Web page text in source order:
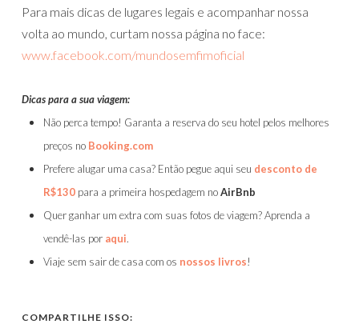
Para mais dicas de lugares legais e acompanhar nossa
volta ao mundo, curtam nossa página no face:
www.facebook.com/mundosemfimoficial
Dicas para a sua viagem:
Não perca tempo! Garanta a reserva do seu hotel pelos melhores
preços no Booking.com
Prefere alugar uma casa? Então pegue aqui seu desconto de
R$130 para a primeira hospedagem noAirBnb
Quer ganhar um extra com suas fotos de viagem? Aprenda a
vendê-las por aqui.
Viaje sem sair de casa com os nossos livros!
COMPARTILHE ISSO: